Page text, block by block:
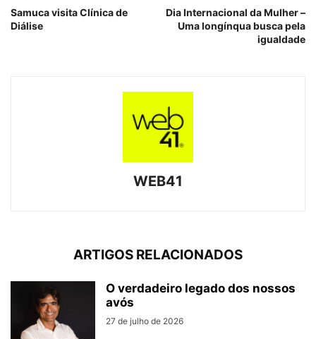
Samuca visita Clínica de
Diálise
Dia Internacional da Mulher –
Uma longínqua busca pela
igualdade
WEB41
ARTIGOS RELACIONADOS
O verdadeiro legado dos nossos
avós
27 de julho de 2026